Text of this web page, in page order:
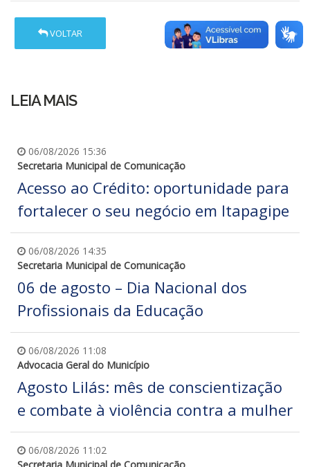
VOLTAR
LEIA MAIS
06/08/2026 15:36
Secretaria Municipal de Comunicação
Acesso ao Crédito: oportunidade para
fortalecer o seu negócio em Itapagipe
06/08/2026 14:35
Secretaria Municipal de Comunicação
06 de agosto – Dia Nacional dos
Profissionais da Educação
06/08/2026 11:08
Advocacia Geral do Município
Agosto Lilás: mês de conscientização
e combate à violência contra a mulher
06/08/2026 11:02